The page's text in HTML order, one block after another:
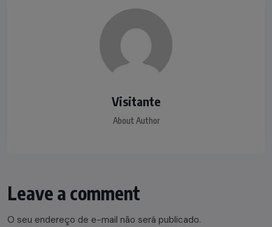
Visitante
About Author
Leave a comment
O seu endereço de e-mail não será publicado.